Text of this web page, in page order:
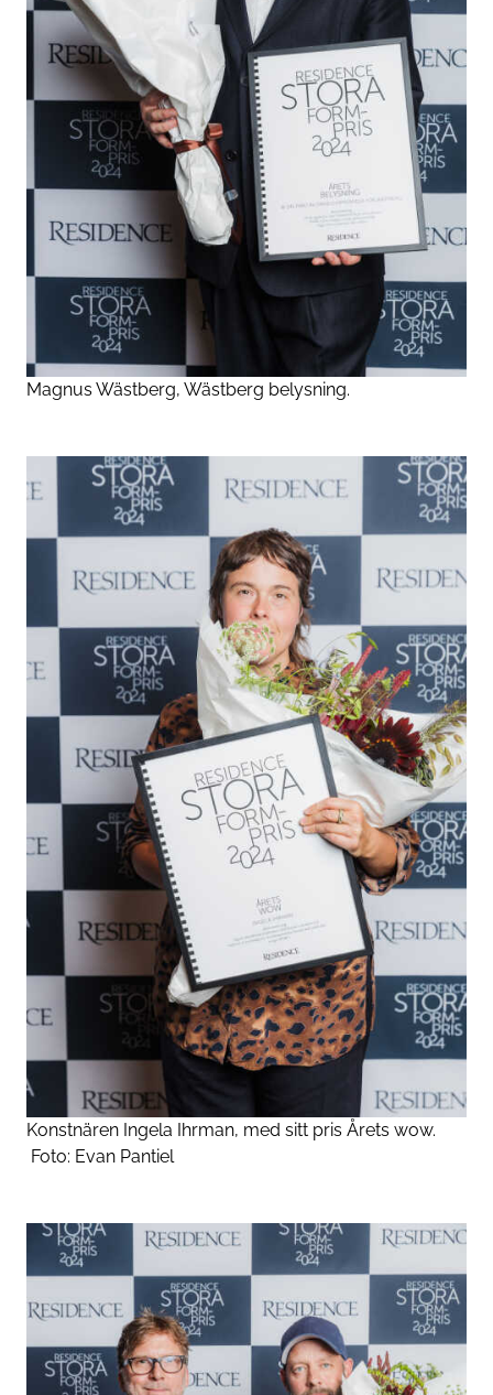
Magnus Wästberg, Wästberg belysning.
Konstnären Ingela Ihrman, med sitt pris Årets wow.
Foto: Evan Pantiel